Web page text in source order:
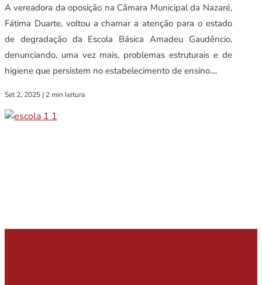
A vereadora da oposição na Câmara Municipal da Nazaré,
Fátima Duarte, voltou a chamar a atenção para o estado
de degradação da Escola Básica Amadeu Gaudêncio,
denunciando, uma vez mais, problemas estruturais e de
higiene que persistem no estabelecimento de ensino....
Set 2, 2025 | 2 min leitura